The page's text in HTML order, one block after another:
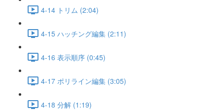
4-14 トリム (2:04)
4-15 ハッチング編集 (2:11)
4-16 表示順序 (0:45)
4-17 ポリライン編集 (3:05)
4-18 分解 (1:19)